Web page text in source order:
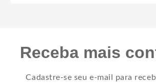
Receba mais
Cadastre-se seu e-mail para